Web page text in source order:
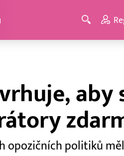
aby
opozičních politiků